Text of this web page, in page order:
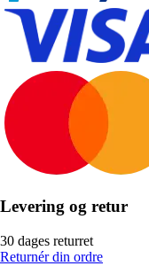
Levering og retur
30 dages returret
Returnér din ordre